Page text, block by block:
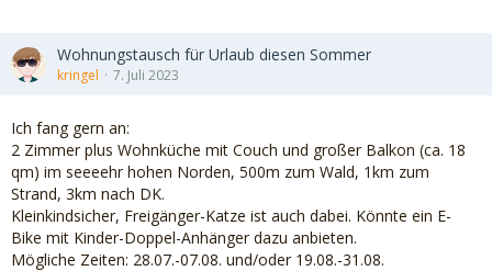
Wohnungstausch für Urlaub diesen Sommer
kringel 7. Juli 2023
Ich fang gern an:
2 Zimmer plus Wohnküche mit Couch und großer Balkon (ca. 18
qm) im seeeehr hohen Norden, 500m zum Wald, 1km zum
Strand, 3km nach DK.
Kleinkindsicher, Freigänger-Katze ist auch dabei. Könnte ein E-
Bike mit Kinder-Doppel-Anhänger dazu anbieten.
Mögliche Zeiten: 28.07.-07.08. und/oder 19.08.-31.08.